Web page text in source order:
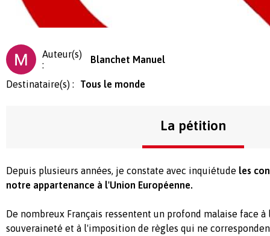
Auteur(s)
:
Blanchet Manuel
Destinataire(s) : Tous le monde
La pétition
Depuis plusieurs années, je constate avec inquiétude les
notre appartenance à l'Union Européenne.
De nombreux Français ressentent un profond malaise face
souveraineté et à l'imposition de règles qui ne